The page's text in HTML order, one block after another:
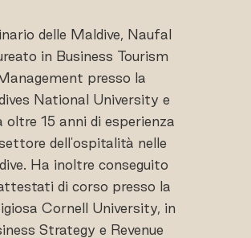
delle Maldive, Naufal
in Business Tourism
presso la
National University e
oltre 15 anni di esperienza
dell'ospitalità nelle
Ha inoltre conseguito
di corso presso la
Cornell University, in
Strategy e Revenue